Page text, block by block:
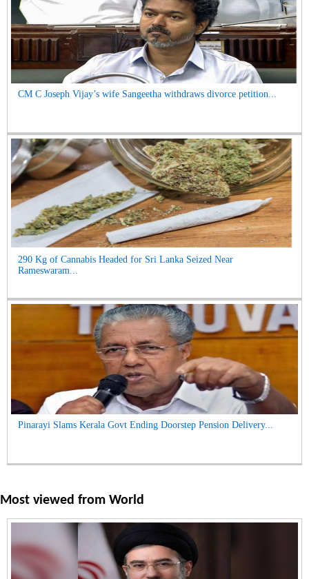
CM C Joseph Vijay’s wife Sangeetha withdraws divorce petition...
290 Kg of Cannabis Headed for Sri Lanka Seized Near
Rameswaram...
Pinarayi Slams Kerala Govt Ending Doorstep Pension Delivery...
Most viewed from World